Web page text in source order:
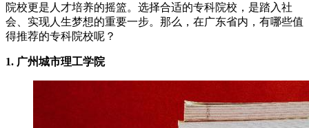
院校更是人才培养的摇篮。选择合适的专科院校，是踏入社
会、实现人生梦想的重要一步。那么，在广东省内，有哪些值
得推荐的专科院校呢？
1. 广州城市理工学院